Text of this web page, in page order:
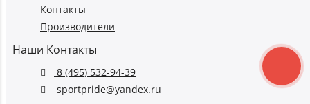
Контакты
Производители
Наши Контакты
8 (495) 532-94-39
sportpride@yandex.ru